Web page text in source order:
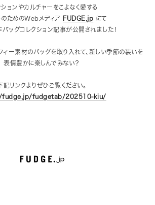
ションやカルチャーをこよなく愛する
ためのWebメディア
FUDGE.jp にて
バッグコレクション記事が公開されました！
ィー素材のバッグを取り入れて、 新しい季節の装いを
表情豊かに楽しんでみない？
記リンクよりぜひご覧ください。
fudge.jp/fudgetab/202510-kiu/